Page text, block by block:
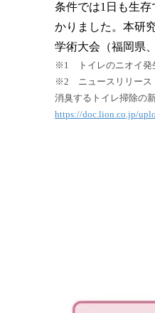
条件では1日も生
かりました。本研
学術大会（福岡県
※1 トイレのニオイ発
※2 ニュースリリース
消臭するトイレ掃除の
https://doc.lion.co.jp/